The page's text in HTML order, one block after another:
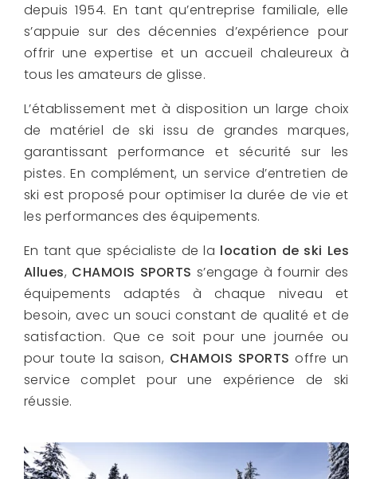
depuis 1954. En tant qu’entreprise familiale, elle
s’appuie sur des décennies d’expérience pour
offrir une expertise et un accueil chaleureux à
tous les amateurs de glisse.
L’établissement met à disposition un large choix
de matériel de ski issu de grandes marques,
garantissant performance et sécurité sur les
pistes. En complément, un service d’entretien de
ski est proposé pour optimiser la durée de vie et
les performances des équipements.
En tant que spécialiste de la location de ski Les
Allues, CHAMOIS SPORTS s’engage à fournir des
équipements adaptés à chaque niveau et
besoin, avec un souci constant de qualité et de
satisfaction. Que ce soit pour une journée ou
pour toute la saison, CHAMOIS SPORTS offre un
service complet pour une expérience de ski
réussie.